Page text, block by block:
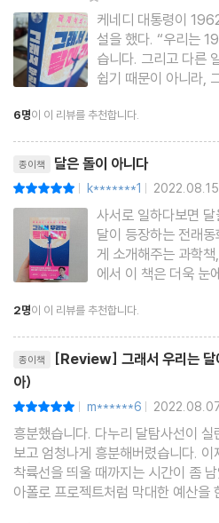
케네디 대통령이
설을 했다. “우리는 1960년대 안에 달에 가기로 했
습니다. 그리고 다른
쉽기 때문이 아니라,
리고 1969년, 케네
다 가기 전 인류 최초
바람에 자신이 추진
6명이 이 리뷰를 추천합니다.
종이책 달은 돌이 아니다
| k*******1 | 2022.08.15
사서로 일하다보면
달이 등장하는 전래
게 소개해주는 과학
에서 이 책은 더욱 눈
왔다 달에 관한 전설
등등 이 모든 걸 다 더
간다'사서로서 난
2명이 이 리뷰를 추천합니다.
종이책
[Review] 그래서 우리는 달
아)
| m******6 |
흥분했습니다. 다누리 달탐사선이
보고 엄청나게 흥분해버렸습니다.
착륙선을 띄울 때까지는 시간이 좀
아폴로 프로젝트처럼 막대한 예산을